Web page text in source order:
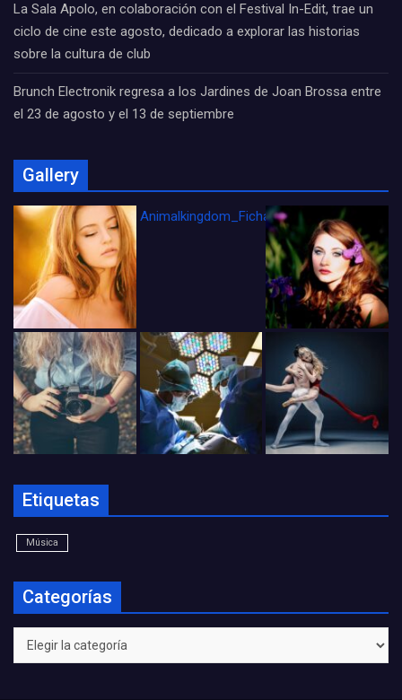
La Sala Apolo, en colaboración con el Festival In-Edit, trae un
ciclo de cine este agosto, dedicado a explorar las historias
sobre la cultura de club
Brunch Electronik regresa a los Jardines de Joan Brossa entre
el 23 de agosto y el 13 de septiembre
Gallery
Animalkingdom_FichaCine
Etiquetas
Música
Categorías
Categorías